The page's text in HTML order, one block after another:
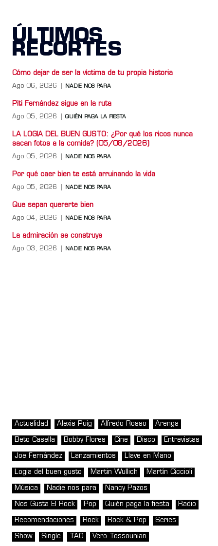
ÚLTIMOS
RECORTES
Cómo dejar de ser la víctima de tu propia historia
Ago 06, 2026 NADIE NOS PARA
Piti Fernández sigue en la ruta
Ago 05, 2026 QUIÉN PAGA LA FIESTA
LA LOGIA DEL BUEN GUSTO: ¿Por qué los ricos nunca
sacan fotos a la comida? (05/08/2026)
Ago 05, 2026 NADIE NOS PARA
Por qué caer bien te está arruinando la vida
Ago 05, 2026 NADIE NOS PARA
Que sepan quererte bien
Ago 04, 2026 NADIE NOS PARA
La admiración se construye
Ago 03, 2026 NADIE NOS PARA
Actualidad Alexis Puig Alfredo Rosso Arenga
Beto Casella Bobby Flores Cine Disco Entrevistas
Joe Fernández Lanzamientos Llave en Mano
Logia del buen gusto Martin Wullich Martín Ciccioli
Música Nadie nos para Nancy Pazos
Nos Gusta El Rock Pop Quién paga la fiesta Radio
Recomendaciones Rock Rock & Pop Series
Show Single TAO Vero Tossounian